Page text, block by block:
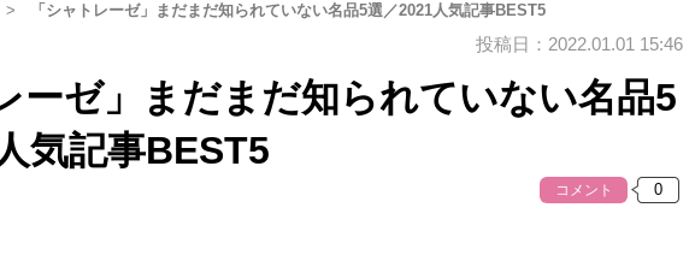
「シャトレーゼ」まだまだ知られていない名品5選／2021人気記事BEST5
投稿日：2022.01.01 15:46
ーゼ」まだまだ知られていない名品5
気記事BEST5
コメント